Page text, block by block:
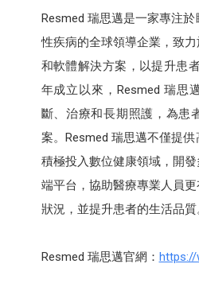
Resmed 瑞思邁是一家專注
性疾病的全球領導企業，致
和軟體解決方案，以提升患
年成立以來，Resmed 瑞思
斷、治療和長期照護，為患
案。Resmed 瑞思邁不僅提
積極投入數位健康領域，開
端平台，協助醫療專業人員
狀況，並提升患者的生活品質
Resmed 瑞思邁官網：